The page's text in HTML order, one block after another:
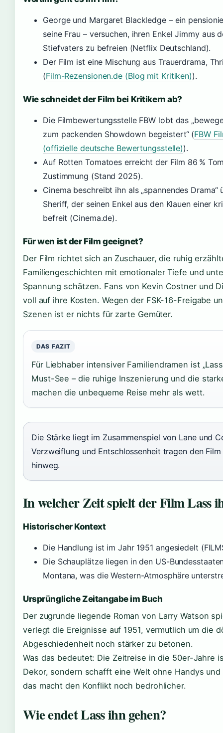
George und Margaret Blackledge – ein
seine Frau – versuchen, ihren Enkel Jimmy aus
Stiefvaters zu befreien (Netflix Deutschland).
Der Film ist eine Mischung aus Trauerdrama,
(Film-Rezensionen.de (Blog mit Kritiken)).
Wie schneidet der Film bei Kritikern ab?
Die Filmbewertungsstelle FBW lobt das
zum packenden Showdown begeistert“ (FBW
(offizielle deutsche Bewertungsstelle)).
Auf Rotten Tomatoes erreicht der Film 86 %
Zustimmung (Stand 2025).
Cinema beschreibt ihn als „spannendes Drama“
Sheriff, der seinen Enkel aus den Klauen einer
befreit (Cinema.de).
Für wen ist der Film geeignet?
Der Film richtet sich an Zuschauer, die ruhig
Familiengeschichten mit emotionaler Tiefe und
Spannung schätzen. Fans von Kevin Costner und
voll auf ihre Kosten. Wegen der FSK-16-Freigabe
Szenen ist er nichts für zarte Gemüter.
DAS FAZIT
Für Liebhaber intensiver Familiendramen ist
Must-See – die ruhige Inszenierung und die
machen die unbequeme Reise mehr als wett.
Die Stärke liegt im Zusammenspiel von Lane und
Verzweiflung und Entschlossenheit tragen den
hinweg.
In welcher Zeit spielt der Film Lass
Historischer Kontext
Die Handlung ist im Jahr 1951 angesiedelt
Die Schauplätze liegen in den US-
Montana, was die Western-Atmosphäre
Ursprüngliche Zeitangabe im Buch
Der zugrunde liegende Roman von Larry Watson
verlegt die Ereignisse auf 1951, vermutlich um die
Abgeschiedenheit noch stärker zu betonen.
Was das bedeutet: Die Zeitreise in die 50er-Jahre
Dekor, sondern schafft eine Welt ohne Handys
das macht den Konflikt noch bedrohlicher.
Wie endet Lass ihn gehen?